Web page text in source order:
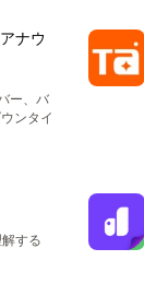
ナウ
ー、バ
ンタイ
する